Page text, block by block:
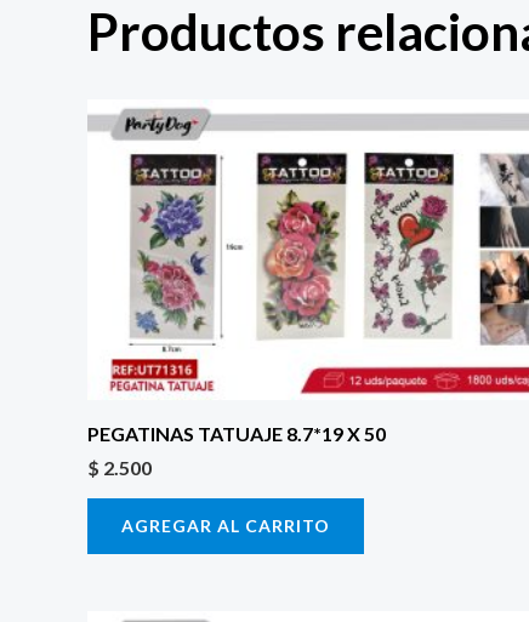
Productos
PEGATINAS TATUAJE 8.7*19 X 50
$ 2.500
AGREGAR AL CARRITO